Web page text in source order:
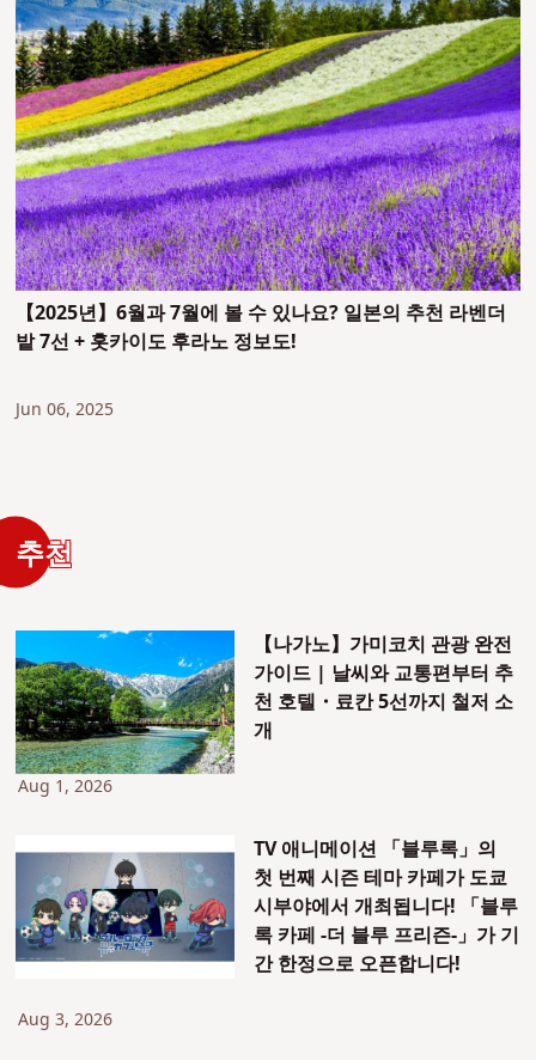
【2025년】6월과 7월에 볼 수 있나요? 일본의 추천 라벤더
밭 7선 + 홋카이도 후라노 정보도!
Jun 06, 2025
추천
【나가노】가미코치 관광 완전
가이드 | 날씨와 교통편부터 추
천 호텔・료칸 5선까지 철저 소
개
Aug 1, 2026
TV 애니메이션 「블루록」의
첫 번째 시즌 테마 카페가 도쿄
시부야에서 개최됩니다! 「블루
록 카페 -더 블루 프리즌-」가 기
간 한정으로 오픈합니다!
Aug 3, 2026